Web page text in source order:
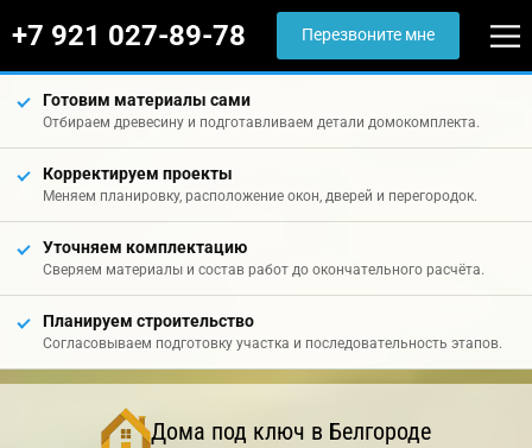
+7 921 027-89-78 Перезвоните мне
Готовим материалы сами
Отбираем древесину и подготавливаем детали домокомплекта.
Корректируем проекты
Меняем планировку, расположение окон, дверей и перегородок.
Уточняем комплектацию
Сверяем материалы и состав работ до окончательного расчёта.
Планируем строительство
Согласовываем подготовку участка и последовательность этапов.
Дома под ключ в Белгороде